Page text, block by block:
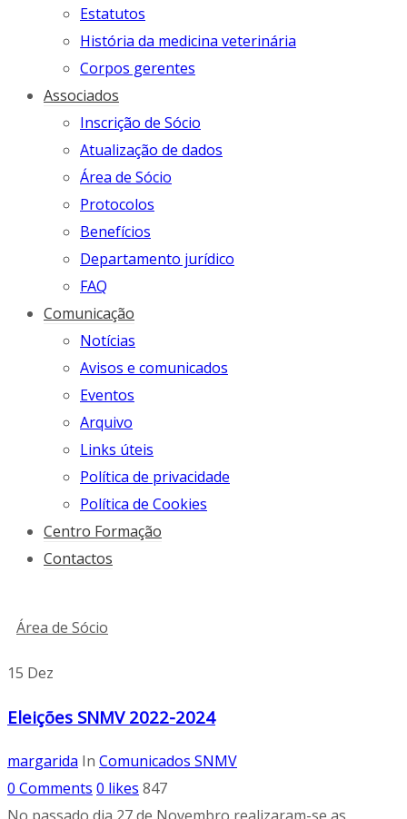
Estatutos
História da medicina veterinária
Corpos gerentes
Associados
Inscrição de Sócio
Atualização de dados
Área de Sócio
Protocolos
Benefícios
Departamento jurídico
FAQ
Comunicação
Notícias
Avisos e comunicados
Eventos
Arquivo
Links úteis
Política de privacidade
Política de Cookies
Centro Formação
Contactos
Área de Sócio
15 Dez
Eleições SNMV 2022-2024
margarida In Comunicados SNMV
0 Comments 0 likes 847